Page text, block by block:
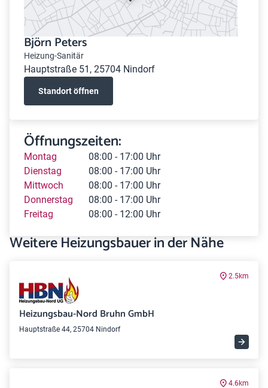
Björn Peters
Heizung-Sanitär
Hauptstraße 51, 25704 Nindorf
Standort öffnen
Öffnungszeiten:
Montag
08:00 - 17:00 Uhr
Dienstag
08:00 - 17:00 Uhr
Mittwoch
08:00 - 17:00 Uhr
Donnerstag
08:00 - 17:00 Uhr
Freitag
08:00 - 12:00 Uhr
Weitere Heizungsbauer in der Nähe
2.5km
Heizungsbau-Nord Bruhn GmbH
Hauptstraße 44, 25704 Nindorf
4.6km